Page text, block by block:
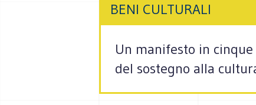
BENI CULTURALI
Un manifesto in
del sostegno alla